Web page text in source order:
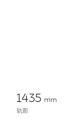
1435 mm
轨距